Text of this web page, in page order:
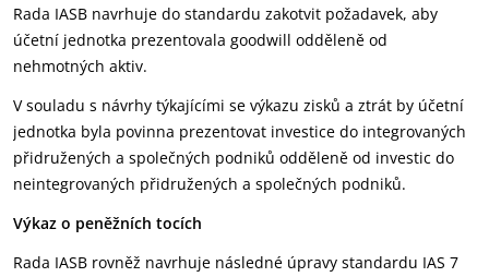
Rada IASB navrhuje do standardu zakotvit požadavek, aby
účetní jednotka prezentovala goodwill odděleně od
nehmotných aktiv.
V souladu s návrhy týkajícími se výkazu zisků a ztrát by účetní
jednotka byla povinna prezentovat investice do integrovaných
přidružených a společných podniků odděleně od investic do
neintegrovaných přidružených a společných podniků.
Výkaz o peněžních tocích
Rada IASB rovněž navrhuje následné úpravy standardu IAS 7